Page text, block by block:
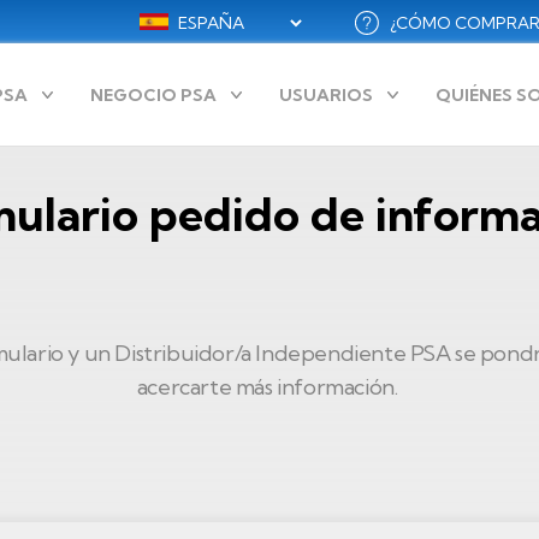
Select
your
Menú
secundario
¿CÓMO
NEGOCIO PSA USUARIOS QUIÉNES
pedido de
y un Distribuidor/a Independiente PSA se
acercarte más información.